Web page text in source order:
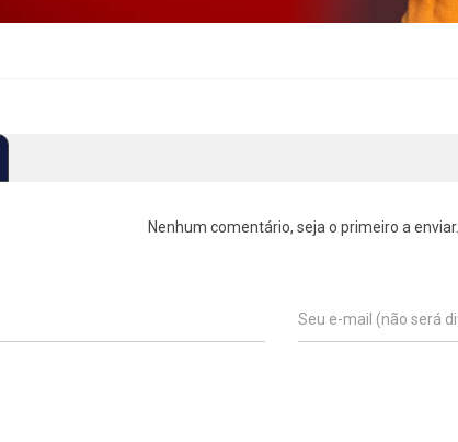
Nenhum comentário, seja o primeiro a enviar.